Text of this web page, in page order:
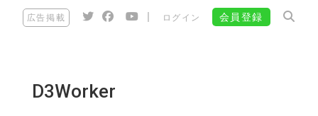
広告掲載 ログイン 会員登録
D3Worker